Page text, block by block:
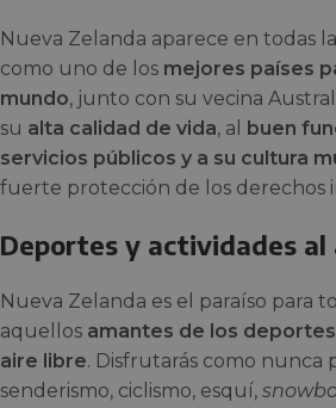
Nueva Zelanda aparece en todas
como uno de los mejores países
mundo, junto con su vecina
su alta calidad de vida, al buen
servicios públicos y a su cultura
fuerte protección de los derechos
Deportes y actividades al
Nueva Zelanda es el paraíso para
aquellos amantes de los
aire libre. Disfrutarás como nunca
senderismo, ciclismo, esquí,